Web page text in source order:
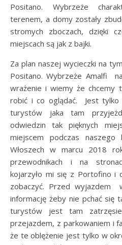
Positano. Wybrzeże
terenem, a domy zostały
stromych zboczach, dzięki
miejscach są jak z bajki.
Za plan naszej wycieczki na
Positano. Wybrzeże Amalfi
wrażenie i wiemy że
robić i co oglądać. Jest tylko
turystów jaka tam
odwiedzin tak pięknych
miejscem podczas naszego
Włoszech w marcu 2018
przewodnikach i na
kojarzyło mi się z Portofino i
zobaczyć. Przed wyjazdem
informację żeby nie pchać się
turystów jest tam
przejazdem, z parkowaniem i
że te oblężenie jest tylko w